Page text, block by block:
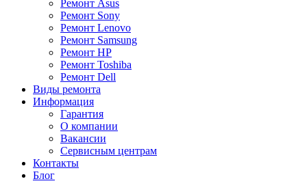
Ремонт Asus
Ремонт Sony
Ремонт Lenovo
Ремонт Samsung
Ремонт HP
Ремонт Toshiba
Ремонт Dell
Виды ремонта
Информация
Гарантия
О компании
Вакансии
Сервисным центрам
Контакты
Блог